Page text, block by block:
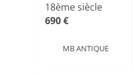
18ème siècle
690 €
MB ANTIQUE